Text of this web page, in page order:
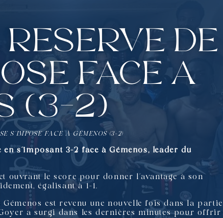
réserve de
face à
(3-2)
S’IMPOSE FACE À GÉMENOS (3-2)
s’imposant 3-2 face à Gémenos, leader du
ouvrant le score pour donner l’avantage à son
égalisant à 1-1.
Gémenos est revenu une nouvelle fois dans la partie
a surgi dans les dernières minutes pour offrir